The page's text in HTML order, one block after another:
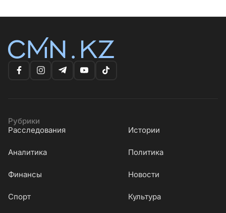
Рубрики
Расследования
Истории
Аналитика Политика
Финансы Новости
Cпорт Культура